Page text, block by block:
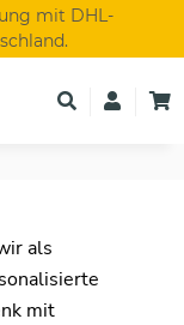
mit DHL-
als
mit